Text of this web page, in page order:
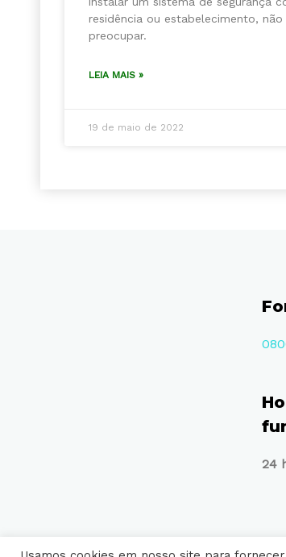
residência ou estabelecimento, não
preocupar.
LEIA MAIS »
19 de maio de 2022
24